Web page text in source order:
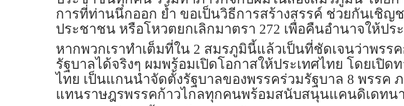
การที่ท่านนึกออก ย้ำ ขอเป็นวิธีการสร้างสรรค์ ช่วยกันเชิญ
ประชาชน หรือโหวตยกเลิกมาตรา 272 เพื่อคืนอำนาจให้ป
หากพวกเราทำเต็มที่ใน 2 สมรภูมินี้แล้วเป็นที่ชัดเจนว่าพร
รัฐบาลได้จริงๆ ผมพร้อมเปิดโอกาสให้ประเทศไทย โดยเปิด
ไทย เป็นแกนนำจัดตั้งรัฐบาลของพรรคร่วมรัฐบาล 8 พรรค
แทนราษฎรพรรคก้าวไกลทุกคนพร้อมสนับสนุนแคนดิเดทน